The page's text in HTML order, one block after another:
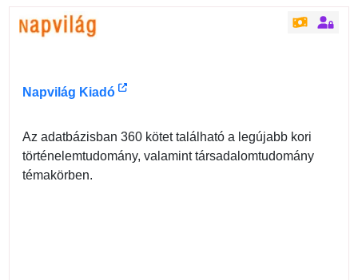
Napvilág Kiadó
Az adatbázisban 360 kötet található a legújabb kori
történelemtudomány, valamint társadalomtudomány
témakörben.